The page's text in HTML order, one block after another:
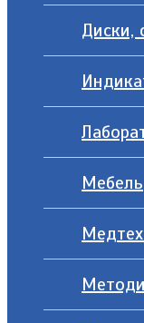
Диски,
Мебель